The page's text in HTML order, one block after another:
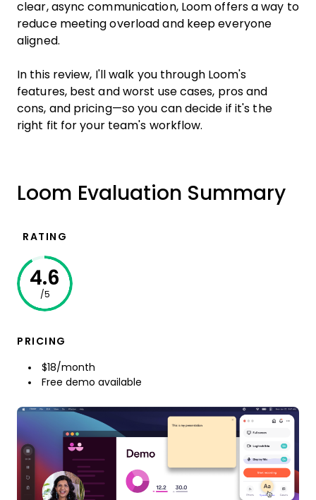
clear, async communication, Loom offers a way to
reduce meeting overload and keep everyone
aligned.
In this review, I'll walk you through Loom's
features, best and worst use cases, pros and
cons, and pricing—so you can decide if it's the
right fit for your team's workflow.
Loom Evaluation Summary
RATING
4.6
/5
PRICING
$18/month
Free demo available